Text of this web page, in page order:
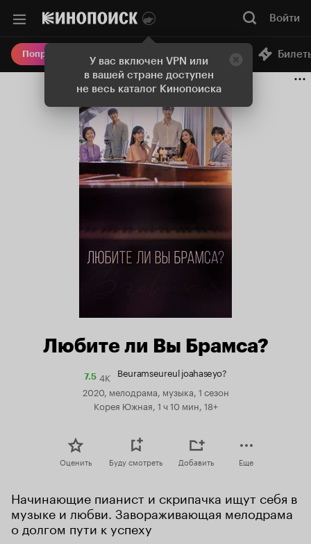
У вас включен VPN или
в вашей стране доступен
не весь каталог Кинопоиска
Войти
Попробовать Плюс Онлайн-кинотеатр
Любите ли Вы Брамса?
7.5Рейтинг
Кинопоиска
4K Beuramseureul joahaseyo?
2020, мелодрама, музыка, 1 сезон
Корея Южная, 1 ч 10 мин, 18+
Оценить Буду смотреть Добавить Еще
Начинающие пианист и скрипачка ищут себя в
музыке и любви. Завораживающая мелодрама
о долгом пути к успеху